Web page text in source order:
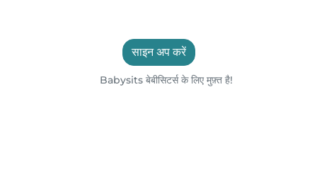
साइन अप करें
Babysits बेबीसिटर्स के लिए मुफ़्त है!